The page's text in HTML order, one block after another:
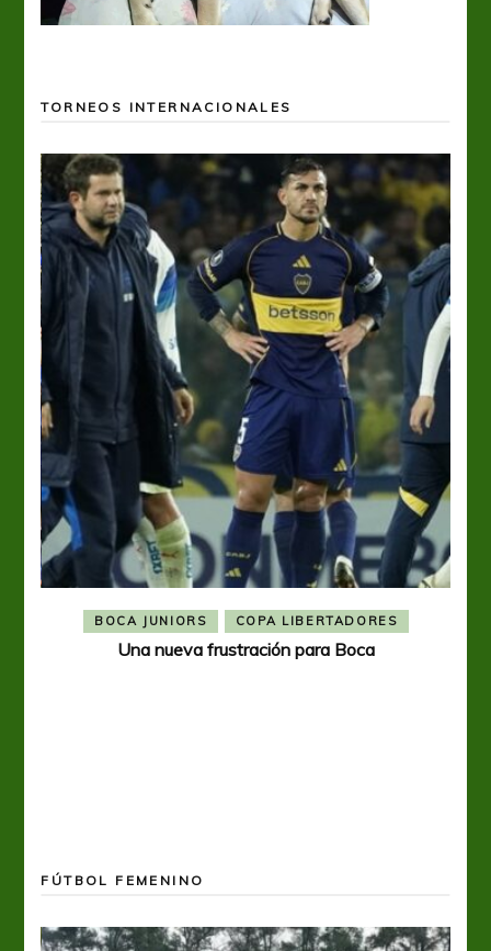
TORNEOS INTERNACIONALES
BOCA JUNIORS COPA LIBERTADORES
Una nueva frustración para Boca
FÚTBOL FEMENINO